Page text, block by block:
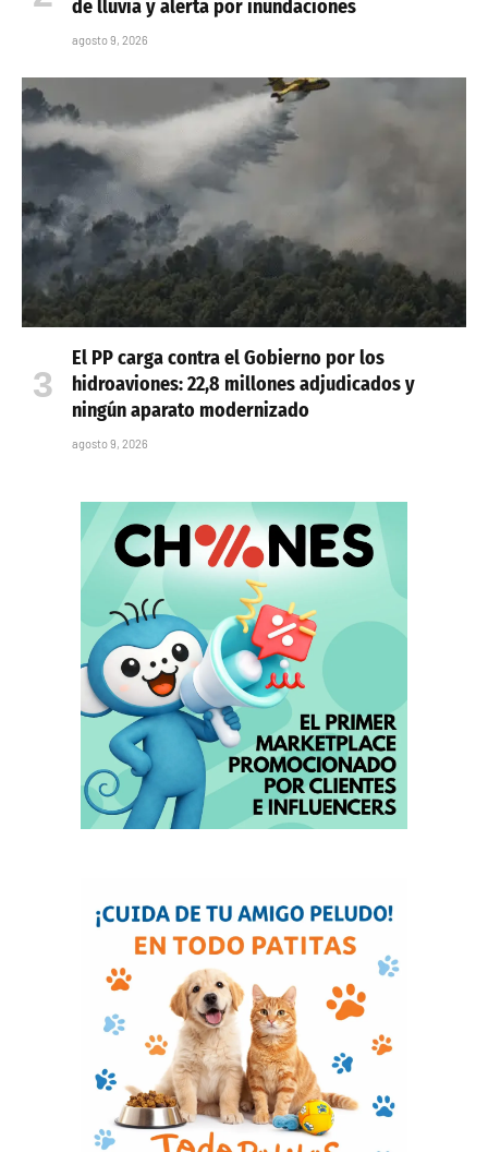
de lluvia y alerta por inundaciones
agosto 9, 2026
El PP carga contra el Gobierno por los
hidroaviones: 22,8 millones adjudicados y
ningún aparato modernizado
agosto 9, 2026